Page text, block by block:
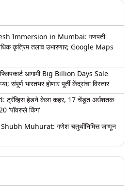
Immersion in Mumbai: गणपती
कृत्रिम तलाव उभारणार; Google Maps
आगामी Big Billion Days Sale
संपूर्ण भारतभर होणार पूर्ती केंद्रांचा विस्तार
हेडने केला कहर, 17 चेंडूत अर्धशतक
'पॉवरप्ले किंग'
Muhurat: गणेश चतुर्थीनिमित्त जाणून